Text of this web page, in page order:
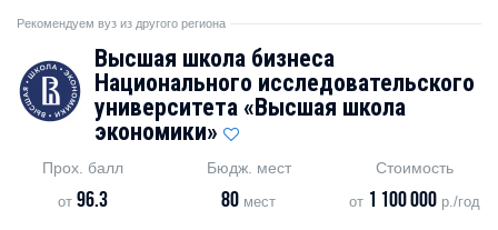
Рекомендуем вуз из другого региона
Высшая школа бизнеса
Национального исследовательского
университета «Высшая школа
экономики»
Прох. балл
от96.3
Бюдж. мест
80 мест
Стоимость
от 1 100 000 р./год